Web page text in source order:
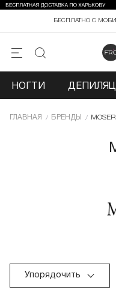
БЕСПЛАТНО С
НОГТИ
ГЛАВНАЯ БРЕНДЫ MOSER
Упорядочить